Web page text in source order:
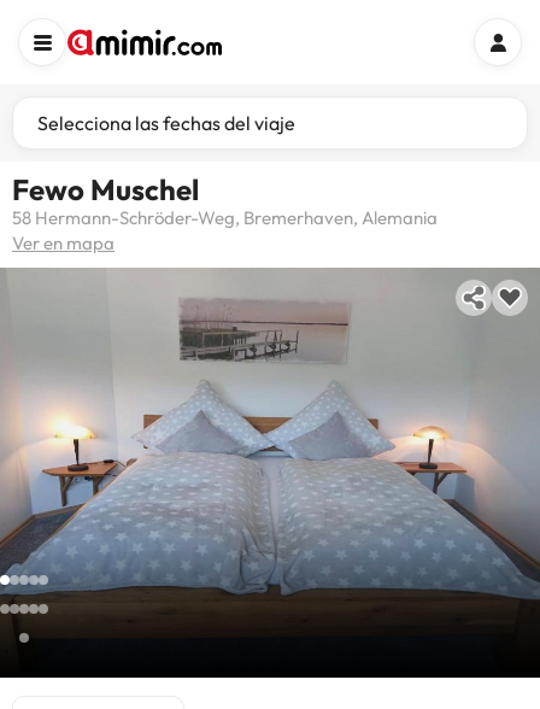
Selecciona las fechas del viaje
Fewo Muschel
58 Hermann-Schröder-Weg, Bremerhaven, Alemania
Ver en mapa